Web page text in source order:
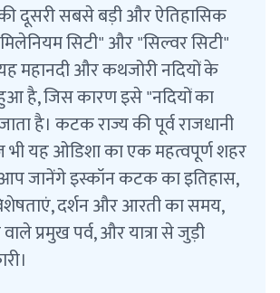
दूसरी सबसे बड़ी और ऐतिहासिक
सिटी" और "सिल्वर सिटी"
महानदी और कथजोरी नदियों के
है, जिस कारण इसे "नदियों का
है। कटक राज्य की पूर्व राजधानी
यह ओडिशा का एक महत्वपूर्ण शहर
जानेंगे इस्कॉन कटक का इतिहास,
दर्शन और आरती का समय,
प्रमुख पर्व, और यात्रा से जुड़ी